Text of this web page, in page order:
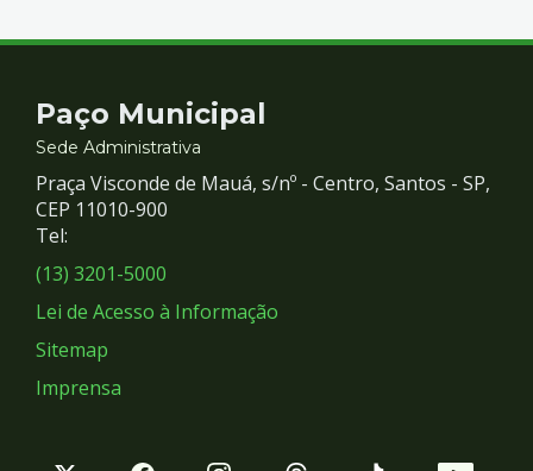
Contato
e
Redes
Sociais
Paço Municipal
Sede Administrativa
Praça Visconde de Mauá, s/nº - Centro, Santos - SP,
CEP 11010-900
Tel:
(13) 3201-5000
Lei de Acesso à Informação
Sitemap
Imprensa